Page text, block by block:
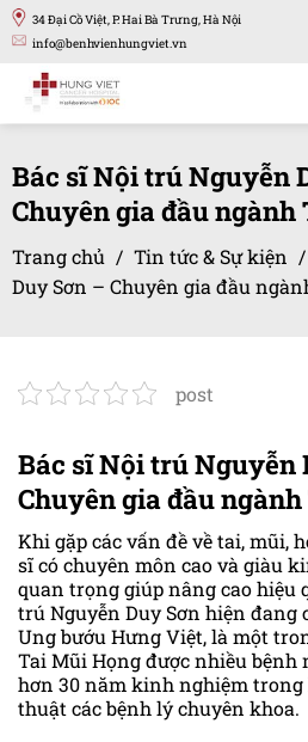
Bỏ
qua
dung
34 Đại Cồ Việt, P. Hai Bà Trưng, Hà Nội
info@benhvienhungviet.vn
Bác sĩ Nội trú Nguyễn
Chuyên gia đầu
Trang chủ / Tin tức & Sự kiện /
Duy Sơn – Chuyên gia đầu
post
Bác sĩ Nội trú Nguyễn
Chuyên gia đầu
Khi gặp các vấn đề về tai, mũi,
sĩ có chuyên môn cao và giàu
quan trọng giúp nâng cao hiệu
trú Nguyễn Duy Sơn hiện đang
Ung bướu Hưng Việt, là một
Tai Mũi Họng được nhiều
hơn 30 năm kinh nghiệm
thuật các bệnh lý chuyên khoa.